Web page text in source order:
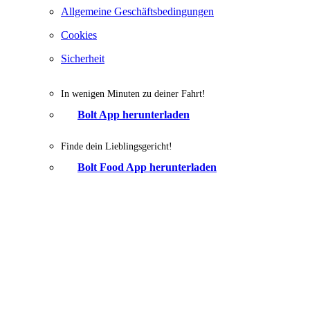
Allgemeine Geschäftsbedingungen
Cookies
Sicherheit
In wenigen Minuten zu deiner Fahrt!
Bolt App herunterladen
Finde dein Lieblingsgericht!
Bolt Food App herunterladen